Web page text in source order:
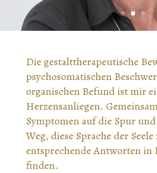
Die gestalttherapeutische
psychosomatischen
organischen Befund ist mir
Herzensanliegen.
Symptomen auf die Spur
Weg, diese Sprache der
entsprechende Antworten in
finden.